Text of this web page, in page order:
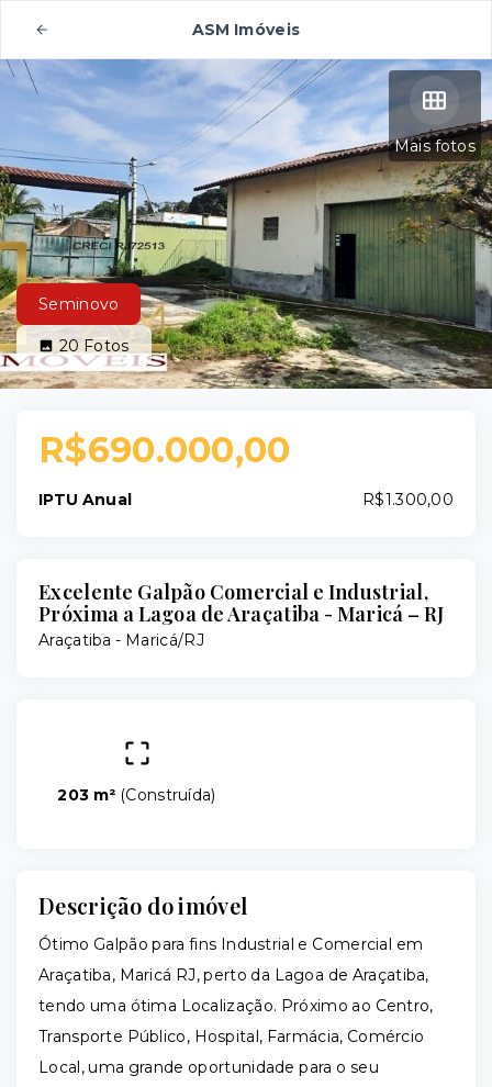
ASM Imóveis
Mais fotos
Seminovo
20 Fotos
R$690.000,00
IPTU Anual R$1.300,00
Excelente Galpão Comercial e Industrial,
Próxima a Lagoa de Araçatiba - Maricá – RJ
Araçatiba - Maricá/RJ
203 m² (Construída)
Descrição do imóvel
Ótimo Galpão para fins Industrial e Comercial em
Araçatiba, Maricá RJ, perto da Lagoa de Araçatiba,
tendo uma ótima Localização. Próximo ao Centro,
Transporte Público, Hospital, Farmácia, Comércio
Local, uma grande oportunidade para o seu